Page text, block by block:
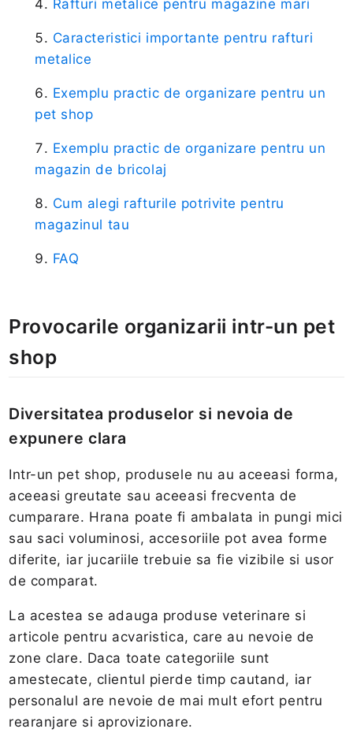
Rafturi metalice pentru magazine mari
Caracteristici importante pentru rafturi
metalice
Exemplu practic de organizare pentru un
pet shop
Exemplu practic de organizare pentru un
magazin de bricolaj
Cum alegi rafturile potrivite pentru
magazinul tau
FAQ
Provocarile organizarii intr-un pet
shop
Diversitatea produselor si nevoia de
expunere clara
Intr-un pet shop, produsele nu au aceeasi forma,
aceeasi greutate sau aceeasi frecventa de
cumparare. Hrana poate fi ambalata in pungi mici
sau saci voluminosi, accesoriile pot avea forme
diferite, iar jucariile trebuie sa fie vizibile si usor
de comparat.
La acestea se adauga produse veterinare si
articole pentru acvaristica, care au nevoie de
zone clare. Daca toate categoriile sunt
amestecate, clientul pierde timp cautand, iar
personalul are nevoie de mai mult efort pentru
rearanjare si aprovizionare.